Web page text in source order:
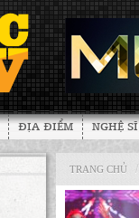
ĐỊA ĐIỂM NGHỆ SĨ
TRANG CHỦ /